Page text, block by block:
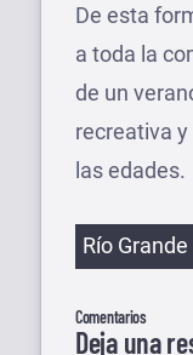
De esta
a toda la
de un
recreativa
las edades.
Etiquetas
Río Grande
Comentarios
Deja una